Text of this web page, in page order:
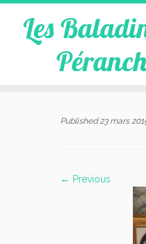
Les
Published 23 mars
← Previous